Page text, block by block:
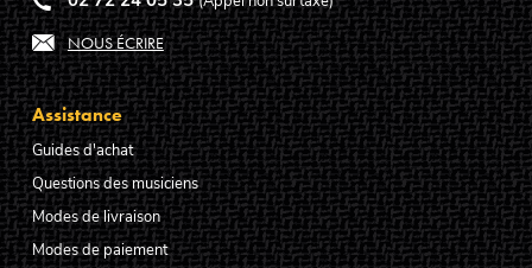
NOUS ÉCRIRE
Assistance
Guides d'achat
Questions des musiciens
Modes de livraison
Modes de paiement